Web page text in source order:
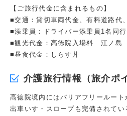
【ご旅行代金に含まれるもの】
■交通：貸切車両代金、有料道路代
■添乗員：ドライバー添乗員1名同行
■観光代金：高徳院入場料 江ノ島
■昼食代金：しらす丼
介護旅行情報（旅介ポ
高徳院境内にはバリアフリールー
出車いす・スロープも完備されて